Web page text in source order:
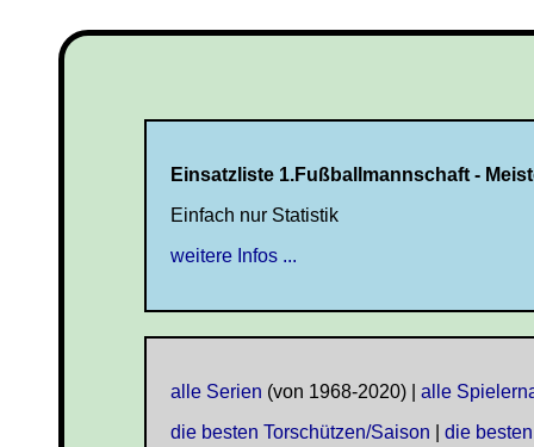
Einsatzliste 1.Fußballmannschaft -
Einfach nur Statistik
weitere Infos ...
alle Serien (von 1968-2020) | alle
die besten Torschützen/Saison
die